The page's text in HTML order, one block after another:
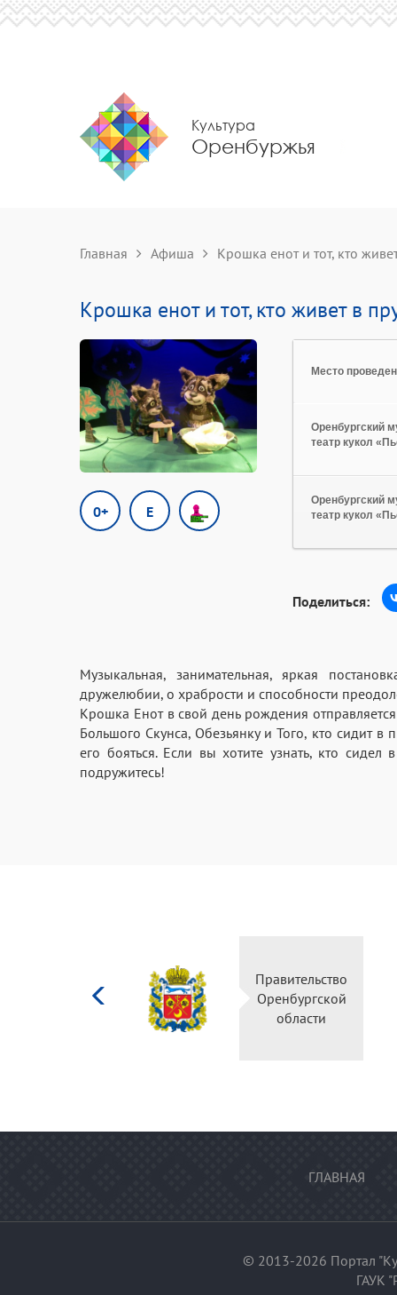
Культура
Оренбуржья
Главная Афиша Крошка енот и тот, кто
Крошка енот и тот, кто живет в
0+ E
Место
Оренбургский
театр кукол
Оренбургский
театр кукол
Поделиться:
Музыкальная, занимательная, яркая
дружелюбии, о храбрости и способности
Крошка Енот в свой день рождения
Большого Скунса, Обезьянку и Того, кто сидит в
его бояться. Если вы хотите узнать, кто
подружитесь!
Правительство
Оренбургской
области
ГЛАВНАЯ
© 2013-2026 Портал
ГАУК